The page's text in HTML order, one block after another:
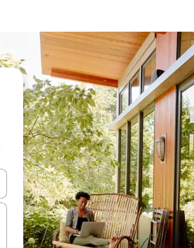
pomocou klávesov so šípkami nahor a nadol alebo